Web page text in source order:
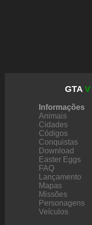
GTA V
Informações
Animais
Cidades
Códigos
Conquistas
Download
Easter Eggs
FAQ
Lançamento
Mapas
Missões
Personagens
Veículos